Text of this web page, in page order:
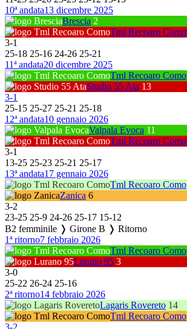
10ª andata13 dicembre 2025
Brescia 2
Tml Recoaro Como
3-1
25-18 25-16 24-26 25-21
11ª andata20 dicembre 2025
Tml Recoaro Como
Studio 55 Ata 13
3-1
25-15 25-27 25-21 25-18
12ª andata10 gennaio 2026
Valpala Evoca 11
Tml Recoaro Como
3-1
13-25 25-23 25-21 25-17
13ª andata17 gennaio 2026
Tml Recoaro Como
Zanica 6
3-2
23-25 25-9 24-26 25-17 15-12
B2 femminile ❭ Girone B ❭ Ritorno
1ª ritorno7 febbraio 2026
Tml Recoaro Como
Lurano 95 3
3-0
25-22 26-24 25-16
2ª ritorno14 febbraio 2026
Lagaris Rovereto 14
Tml Recoaro Como
3-2